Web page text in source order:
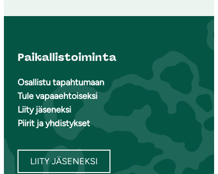
Paikallistoiminta
Osallistu tapahtumaan
Tule vapaaehtoiseksi
Liity jäseneksi
Piirit ja yhdistykset
LIITY JÄSENEKSI